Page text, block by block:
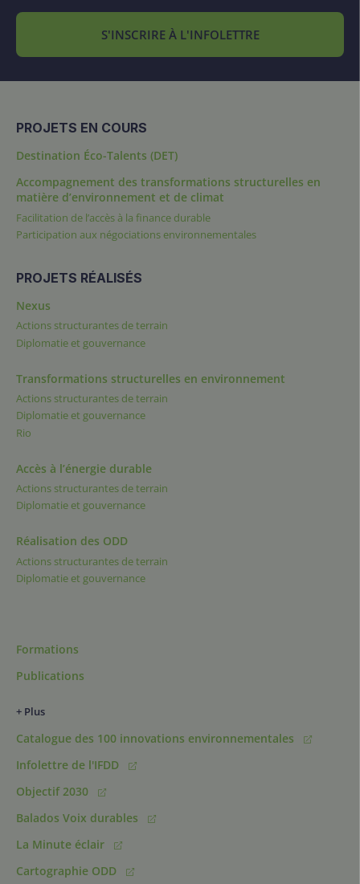
S'INSCRIRE À L'INFOLETTRE
PROJETS EN COURS
Destination Éco-Talents (DET)
Accompagnement des transformations structurelles en
matière d’environnement et de climat
Facilitation de l’accès à la finance durable
Participation aux négociations environnementales
PROJETS RÉALISÉS
Nexus
Actions structurantes de terrain
Diplomatie et gouvernance
Transformations structurelles en environnement
Actions structurantes de terrain
Diplomatie et gouvernance
Rio
Accès à l’énergie durable
Actions structurantes de terrain
Diplomatie et gouvernance
Réalisation des ODD
Actions structurantes de terrain
Diplomatie et gouvernance
Formations
Publications
+ Plus
Catalogue des 100 innovations environnementales
Infolettre de l'IFDD
Objectif 2030
Balados Voix durables
La Minute éclair
Cartographie ODD